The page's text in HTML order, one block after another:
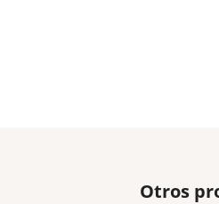
Otros